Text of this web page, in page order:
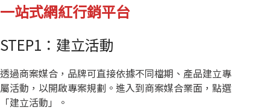
一站式網紅行銷平台
STEP1：建立活動
透過商案媒合，品牌可直接依據不同檔期、產品建立專
屬活動，以開啟專案規劃。進入到商案媒合業面，點選
「建立活動」。